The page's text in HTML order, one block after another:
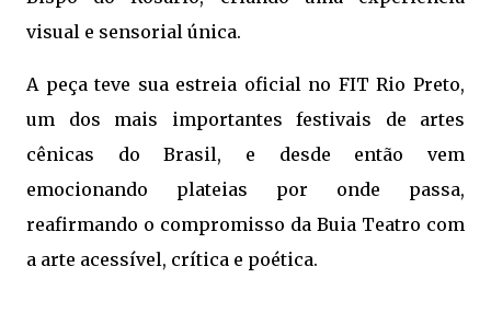
visual e sensorial única.
A peça teve sua estreia oficial no FIT Rio Preto,
um dos mais importantes festivais de artes
cênicas do Brasil, e desde então vem
emocionando plateias por onde passa,
reafirmando o compromisso da Buia Teatro com
a arte acessível, crítica e poética.